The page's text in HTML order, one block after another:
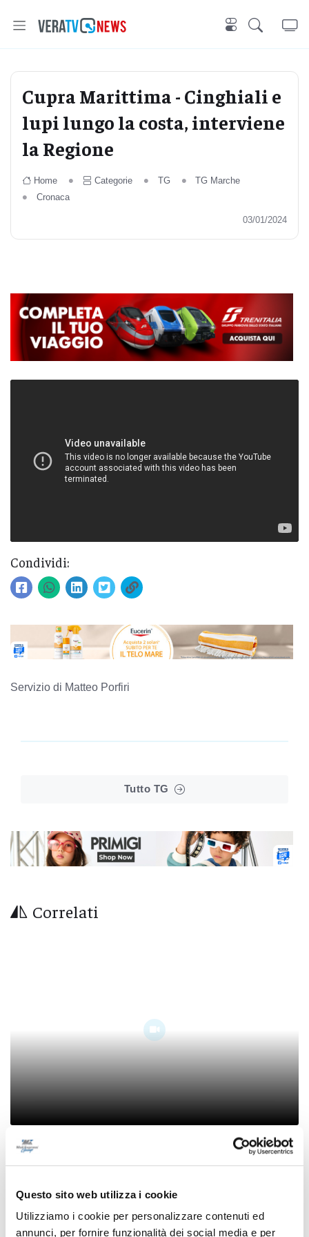
Questo sito web utilizza i cookie
Utilizziamo i cookie per personalizzare contenuti ed
annunci, per fornire funzionalità dei social media e per
Cupra Marittima - Cinghiali e
lupi lungo la costa, interviene
la Regione
Home Categorie TG
TG Marche
Cronaca
03/01/2024
Condividi:
Servizio di Matteo Porfiri
Tutto TG
Correlati
In migliaia a Porto Sant’Elpidio per la notte
più rosa della riviera marchigiana